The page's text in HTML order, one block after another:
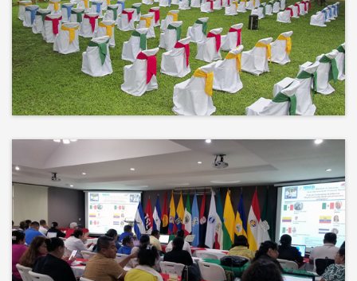
No hay mejor techo que el cielo ni
mejor decorado que la naturaleza.